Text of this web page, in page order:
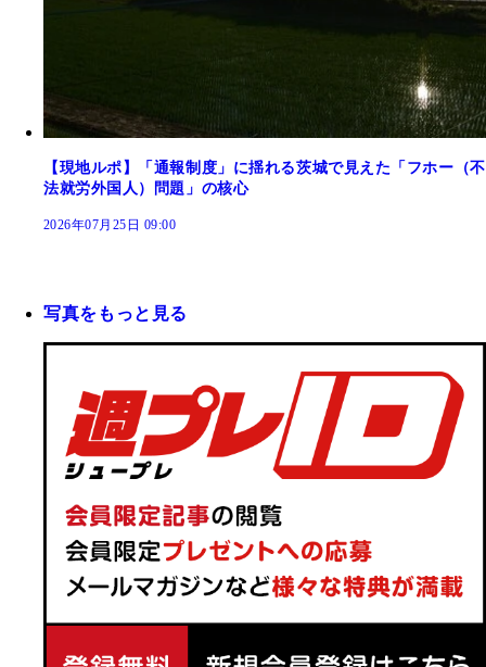
【現地ルポ】「通報制度」に揺れる茨城で見えた「フホー（不
法就労外国人）問題」の核心
2026年07月25日 09:00
写真をもっと見る